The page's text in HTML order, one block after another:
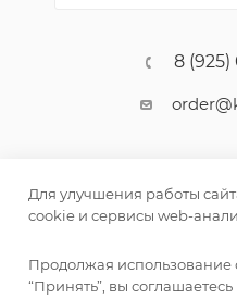
8
Для улучшения работы
cookie и сервисы web-
Продолжая
“Принять”, вы